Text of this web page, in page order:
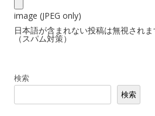
image (JPEG only)
日本語が含まれない投稿は無視されま
（スパム対策）
検索
検索